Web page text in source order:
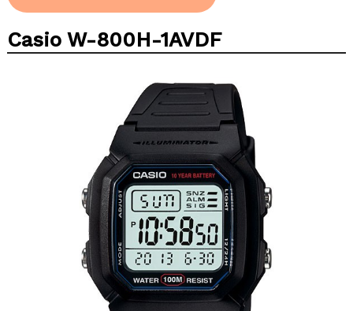
Casio W-800H-1AVDF